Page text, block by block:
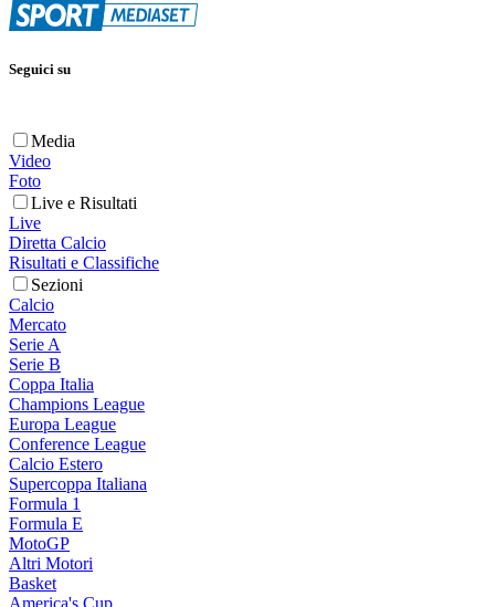
Seguici su
Media
Video
Foto
Live e Risultati
Live
Diretta Calcio
Risultati e Classifiche
Sezioni
Calcio
Mercato
Serie A
Serie B
Coppa Italia
Champions League
Europa League
Conference League
Calcio Estero
Supercoppa Italiana
Formula 1
Formula E
MotoGP
Altri Motori
Basket
America's Cup